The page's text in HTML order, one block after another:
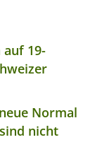
19-
Normal
nicht